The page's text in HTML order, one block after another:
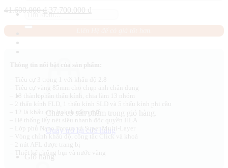
Tìm
41.600.000₫ Giá
37.700.000 ₫